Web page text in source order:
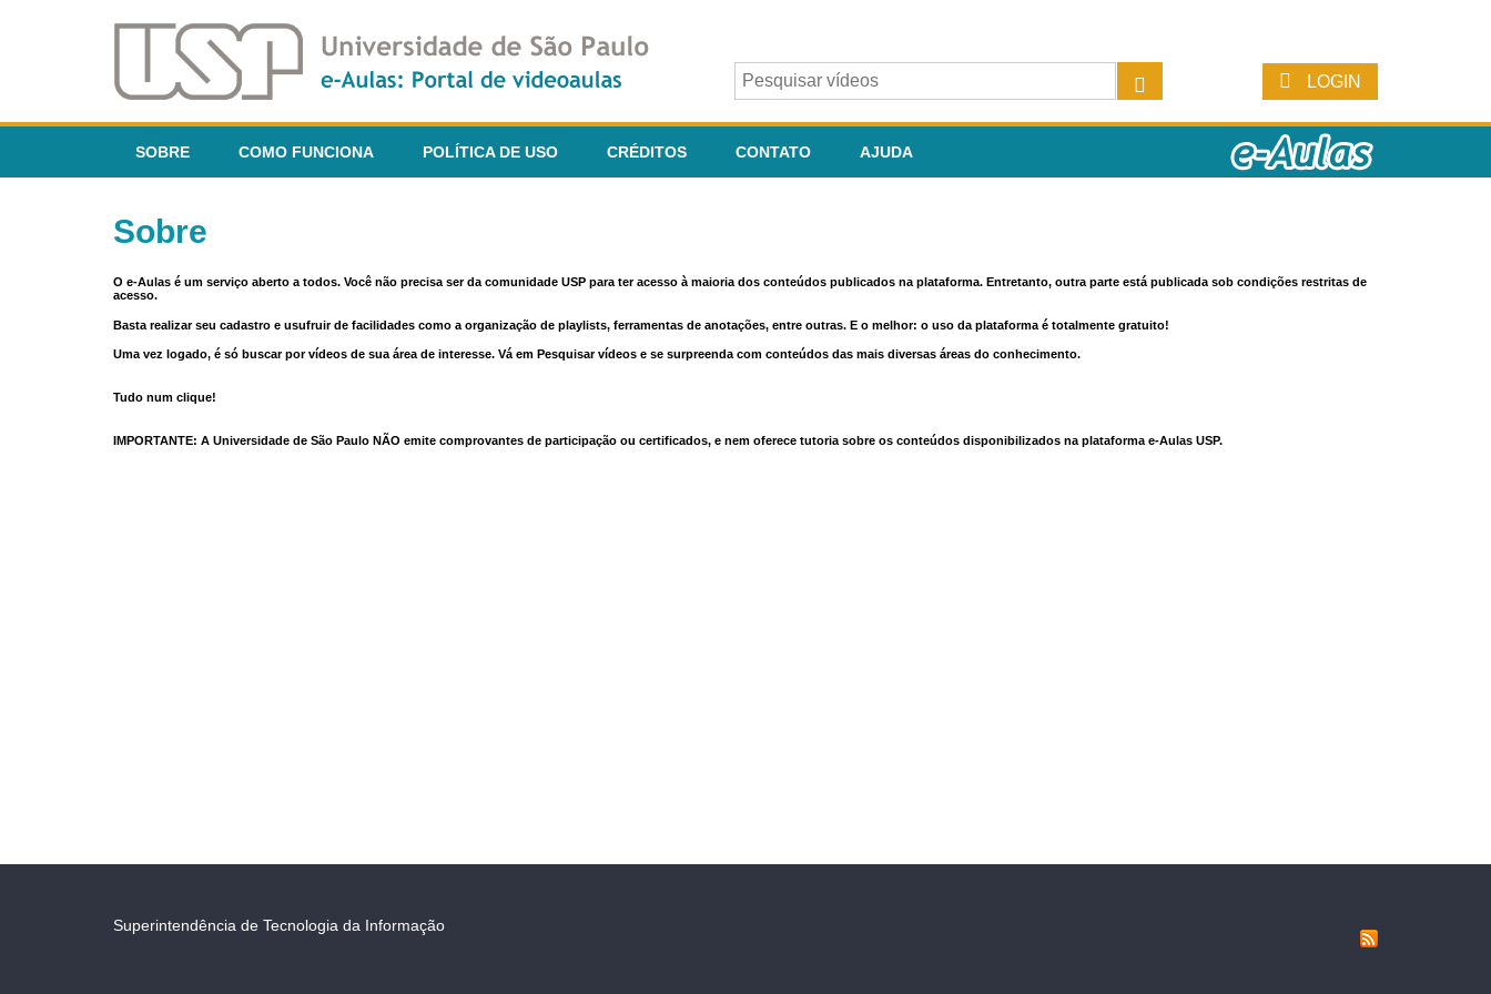
LOGIN
SOBRE COMO FUNCIONA POLÍTICA DE USO CRÉDITOS CONTATO AJUDA
Sobre
O e-Aulas é um serviço aberto a todos. Você não precisa ser da comunidade USP para ter acesso à maioria dos conteúdos publicados na plataforma. Entretanto, outra parte está publicada sob condições restritas de
acesso.
Basta realizar seu cadastro e usufruir de facilidades como a organização de playlists, ferramentas de anotações, entre outras. E o melhor: o uso da plataforma é totalmente gratuito!
Uma vez logado, é só buscar por vídeos de sua área de interesse. Vá em Pesquisar vídeos e se surpreenda com conteúdos das mais diversas áreas do conhecimento.
Tudo num clique!
IMPORTANTE: A Universidade de São Paulo NÃO emite comprovantes de participação ou certificados, e nem oferece tutoria sobre os conteúdos disponibilizados na plataforma e-Aulas USP.
Superintendência de Tecnologia da Informação